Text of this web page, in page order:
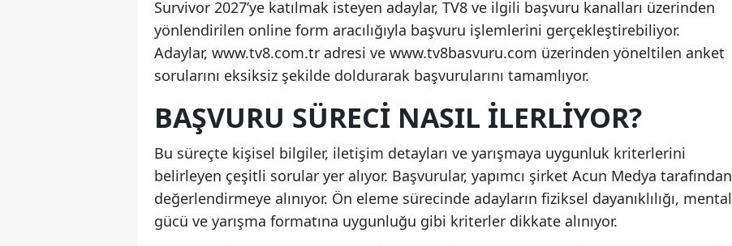
Kütahya
Malatya
Kahramanmaraş
Mardin
Muğla
Muş
Survivor 2027’ye katılmak isteyen adaylar, TV8 ve ilgili başvuru kanalları üzerinden
yönlendirilen online form aracılığıyla başvuru işlemlerini gerçekleştirebiliyor.
Adaylar, www.tv8.com.tr adresi ve www.tv8basvuru.com üzerinden yöneltilen anket
sorularını eksiksiz şekilde doldurarak başvurularını tamamlıyor.
BAŞVURU SÜRECI NASIL ILERLIYOR?
Bu süreçte kişisel bilgiler, iletişim detayları ve yarışmaya uygunluk kriterlerini
belirleyen çeşitli sorular yer alıyor. Başvurular, yapımcı şirket Acun Medya tarafından
değerlendirmeye alınıyor. Ön eleme sürecinde adayların fiziksel dayanıklılığı, mental
gücü ve yarışma formatına uygunluğu gibi kriterler dikkate alınıyor.